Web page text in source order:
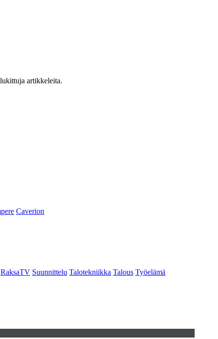
artikkeleita.
Caverion
RaksaTV Suunnittelu Talotekniikka Talous Työelämä